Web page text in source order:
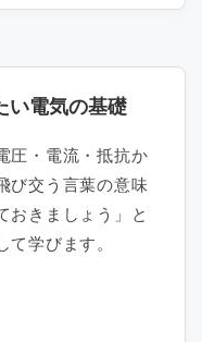
い電気の基礎
圧・電流・抵抗か
び交う言葉の意味
おきましょう」と
学びます。